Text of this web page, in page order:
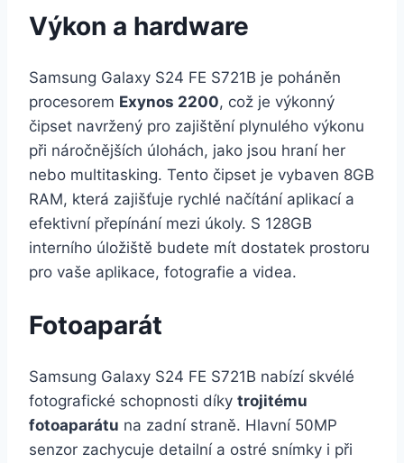
Výkon a hardware
Samsung Galaxy S24 FE S721B je poháněn
procesorem Exynos 2200, což je výkonný
čipset navržený pro zajištění plynulého výkonu
při náročnějších úlohách, jako jsou hraní her
nebo multitasking. Tento čipset je vybaven 8GB
RAM, která zajišťuje rychlé načítání aplikací a
efektivní přepínání mezi úkoly. S 128GB
interního úložiště budete mít dostatek prostoru
pro vaše aplikace, fotografie a videa.
Fotoaparát
Samsung Galaxy S24 FE S721B nabízí skvélé
fotografické schopnosti díky trojitému
fotoaparátu na zadní straně. Hlavní 50MP
senzor zachycuje detailní a ostré snímky i při